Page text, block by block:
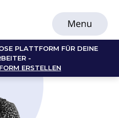
PLATTFORM FÜR DEINE
-
ERSTELLEN